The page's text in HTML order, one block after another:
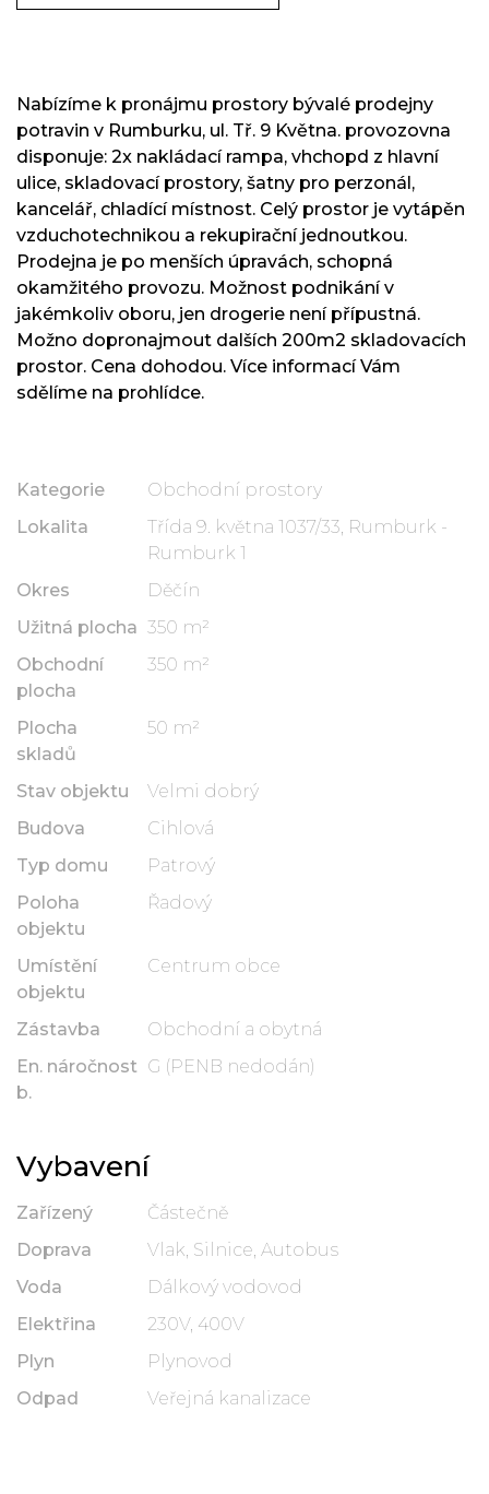
Nabízíme k pronájmu prostory bývalé prodejny
potravin v Rumburku, ul. Tř. 9 Května. provozovna
disponuje: 2x nakládací rampa, vhchopd z hlavní
ulice, skladovací prostory, šatny pro perzonál,
kancelář, chladící místnost. Celý prostor je vytápěn
vzduchotechnikou a rekupirační jednoutkou.
Prodejna je po menších úpravách, schopná
okamžitého provozu. Možnost podnikání v
jakémkoliv oboru, jen drogerie není přípustná.
Možno dopronajmout dalších 200m2 skladovacích
prostor. Cena dohodou. Více informací Vám
sdělíme na prohlídce.
Kategorie
Obchodní prostory
Lokalita
Třída 9. května 1037/33, Rumburk -
Rumburk 1
Okres
Děčín
Užitná plocha 350 m²
Obchodní
plocha
350 m²
Plocha
skladů
50 m²
Stav objektu
Velmi dobrý
Budova
Cihlová
Typ domu
Patrový
Poloha
objektu
Řadový
Umístění
objektu
Centrum obce
Zástavba
Obchodní a obytná
En. náročnost
b.
G (PENB nedodán)
Vybavení
Zařízený
Částečně
Doprava
Vlak, Silnice, Autobus
Voda
Dálkový vodovod
Elektřina
230V, 400V
Plyn
Plynovod
Odpad
Veřejná kanalizace